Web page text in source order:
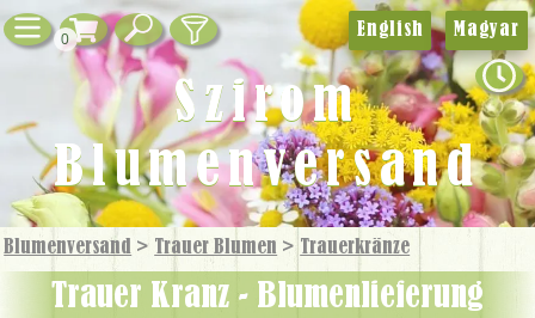
0
Blumenversand > Trauer Blumen > Trauer­kränze
Trauer Kranz - Blumenlieferung
English Magyar
Szirom
Blumenversand